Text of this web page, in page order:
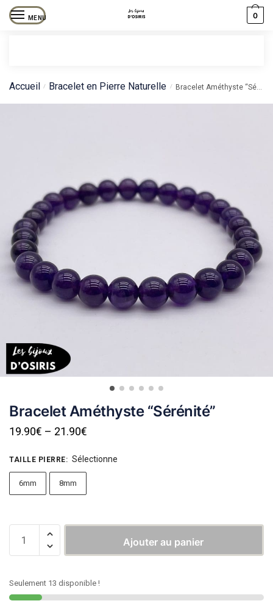
MENU 0
Accueil / Bracelet en Pierre Naturelle / Bracelet Améthyste “Sérénité”
Bracelet Améthyste “Sérénité”
19.90€ – 21.90€
TAILLE PIERRE: Sélectionne
6mm 8mm
Ajouter au panier
Seulement 13 disponible !